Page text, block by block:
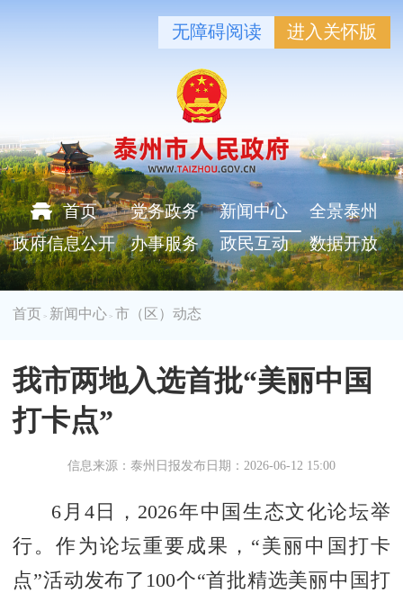
无障碍阅读 进入关怀版
首页 党务政务 新闻中心
全景泰州
政府信息公开
办事服务 政民互动 数据开放
首页 > 新闻中心 > 市（区）动态
我市两地入选首批“美丽中国
打卡点”
信息来源：泰州日报发布日期：2026-06-12 15:00
6月4日，2026年中国生态文化论坛举
行。作为论坛重要成果，“美丽中国打卡
点”活动发布了100个“首批精选美丽中国打